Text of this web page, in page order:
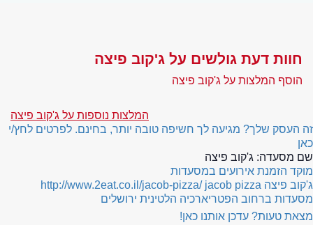
חוות דעת גולשים על ג'קוב פיצה
הוסף המלצות על ג'קוב פיצה
המלצות נוספות על ג'קוב פיצה
זה העסק שלך? מגיעה לך חשיפה טובה יותר, בחינם. לפרטים לחץ/י
כאן
שם מסעדה: ג'קוב פיצה
מוקד הזמנת אירועים במסעדות
ג'קוב פיצה
http://www.2eat.co.il/jacob-pizza/ jacob pizza
מסעדות ברחוב הפטריארכיה הלטינית ירושלים
מצאת טעות? עדכן אותנו כאן!